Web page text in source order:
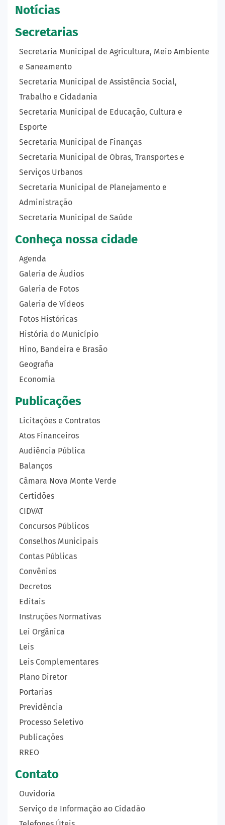
Notícias
Secretarias
Secretaria Municipal de Agricultura, Meio Ambiente
e Saneamento
Secretaria Municipal de Assistência Social,
Trabalho e Cidadania
Secretaria Municipal de Educação, Cultura e
Esporte
Secretaria Municipal de Finanças
Secretaria Municipal de Obras, Transportes e
Serviços Urbanos
Secretaria Municipal de Planejamento e
Administração
Secretaria Municipal de Saúde
Conheça nossa cidade
Agenda
Galeria de Áudios
Galeria de Fotos
Galeria de Vídeos
Fotos Históricas
História do Município
Hino, Bandeira e Brasão
Geografia
Economia
Publicações
Licitações e Contratos
Atos Financeiros
Audiência Pública
Balanços
Câmara Nova Monte Verde
Certidões
CIDVAT
Concursos Públicos
Conselhos Municipais
Contas Públicas
Convênios
Decretos
Editais
Instruções Normativas
Lei Orgânica
Leis
Leis Complementares
Plano Diretor
Portarias
Previdência
Processo Seletivo
Publicações
RREO
Contato
Ouvidoria
Serviço de Informação ao Cidadão